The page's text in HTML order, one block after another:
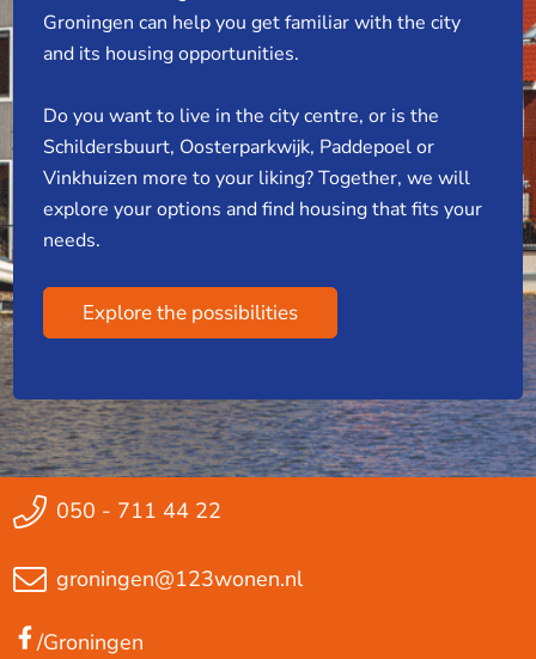
Groningen can help you get familiar with the city
and its housing opportunities.
Do you want to live in the city centre, or is the
Schildersbuurt, Oosterparkwijk, Paddepoel or
Vinkhuizen more to your liking? Together, we will
explore your options and find housing that fits your
needs.
Explore the possibilities
050 - 711 44 22
groningen@123wonen.nl
/Groningen